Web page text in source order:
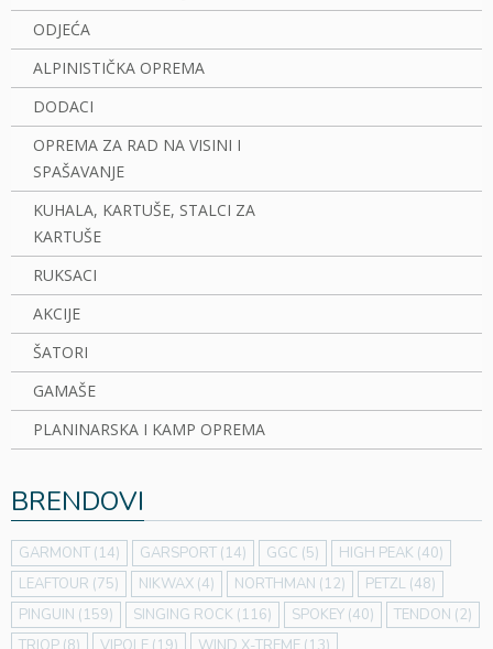
ODJEĆA
ALPINISTIČKA OPREMA
DODACI
OPREMA ZA RAD NA VISINI I
SPAŠAVANJE
KUHALA, KARTUŠE, STALCI ZA
KARTUŠE
RUKSACI
AKCIJE
ŠATORI
GAMAŠE
PLANINARSKA I KAMP OPREMA
BRENDOVI
GARMONT (14) GARSPORT (14) GGC (5) HIGH PEAK (40)
LEAFTOUR (75) NIKWAX (4) NORTHMAN (12) PETZL (48)
PINGUIN (159) SINGING ROCK (116) SPOKEY (40) TENDON (2)